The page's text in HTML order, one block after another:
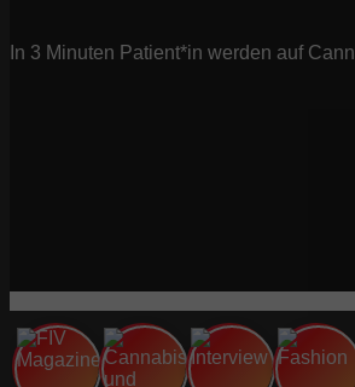
In 3 Minuten Patient*in werden auf